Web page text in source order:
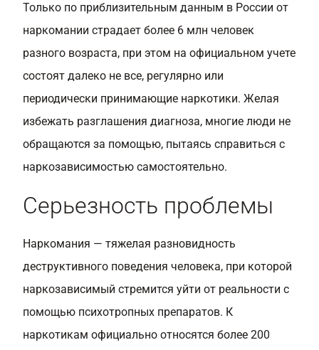
Только по приблизительным данным в России от
наркомании страдает более 6 млн человек
разного возраста, при этом на официальном учете
состоят далеко не все, регулярно или
периодически принимающие наркотики. Желая
избежать разглашения диагноза, многие люди не
обращаются за помощью, пытаясь справиться с
наркозависимостью самостоятельно.
Серьезность проблемы
Наркомания — тяжелая разновидность
деструктивного поведения человека, при которой
наркозависимый стремится уйти от реальности с
помощью психотропных препаратов. К
наркотикам официально относятся более 200